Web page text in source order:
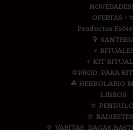
OFERTAS -
Productos
✞
♆
♆ KIT
✡PROD. PARA
☘ HERBOLARIO
LIBROS
⛤
⛤